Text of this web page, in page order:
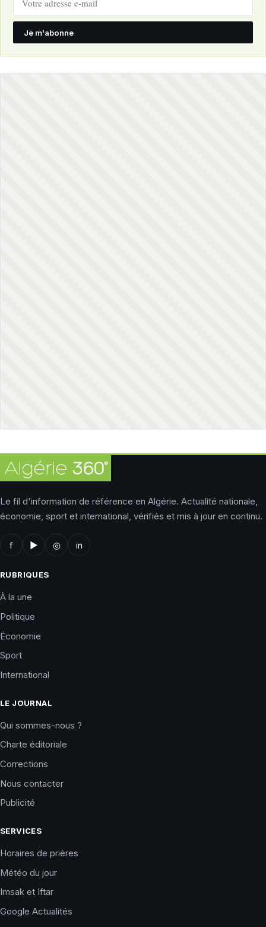
Je m'abonne
Le fil d'information de référence en Algérie. Actualité nationale,
économie, sport et international, vérifiés et mis à jour en continu.
f ▶ ◎ in
RUBRIQUES
À la une
Politique
Économie
Sport
International
LE JOURNAL
Qui sommes-nous ?
Charte éditoriale
Corrections
Nous contacter
Publicité
SERVICES
Horaires de prières
Météo du jour
Imsak et Iftar
Google Actualités